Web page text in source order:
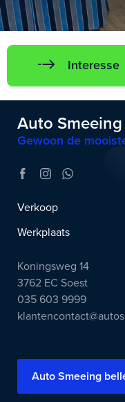
Interesse
Auto Smeeing
Gewoon de
Verkoop
Werkplaats
Koningsweg 14
3762 EC Soest
035 603 9999
Auto Smeeing